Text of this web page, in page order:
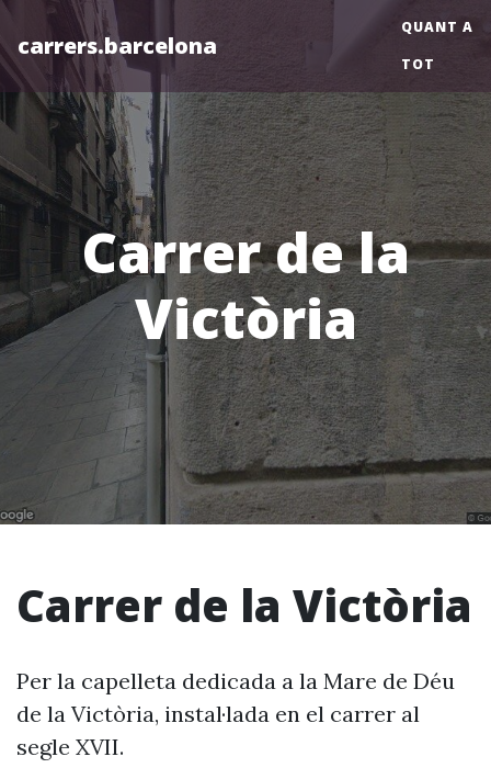
carrers.barcelona
QUANT A
TOT
Carrer de la
Victòria
Carrer de la Victòria
Per la capelleta dedicada a la Mare de Déu
de la Victòria, instal·lada en el carrer al
segle XVII.